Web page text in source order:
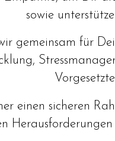
sowie
gemeinsam für
einen sicheren